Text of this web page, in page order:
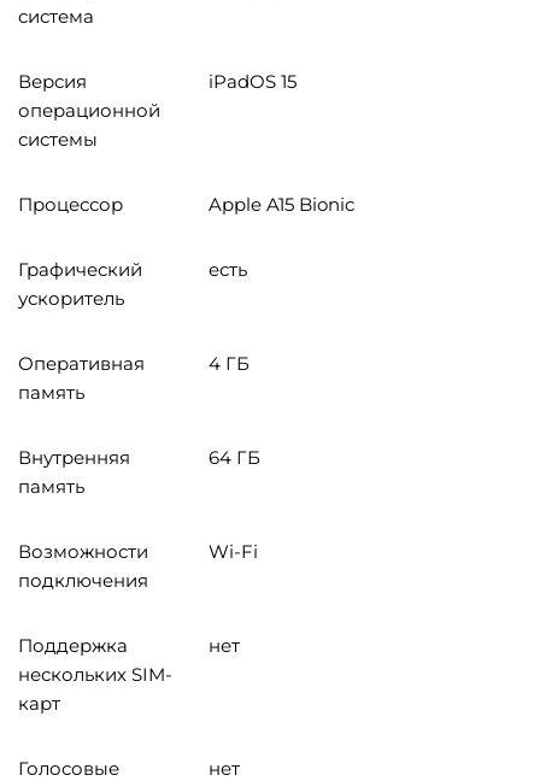
система
Версия
операционной
системы
iPadOS 15
Процессор Apple A15 Bionic
Графический
ускоритель
есть
Оперативная
память
4 ГБ
Внутренняя
память
64 ГБ
Возможности
подключения
Wi-Fi
Поддержка
нескольких SIM-
карт
нет
Голосовые
нет